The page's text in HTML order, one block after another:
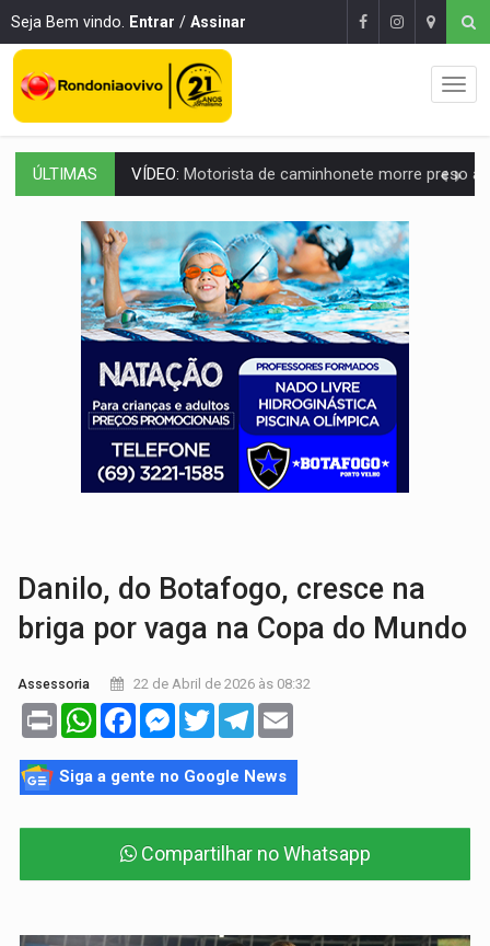
Seja Bem vindo. Entrar / Assinar
ÚLTIMAS LAZER:Seis lugares gratuitos para aproveitar o fim de semana
VÍDEO:FTICCO e Força Tática prendem membro do CV com arma e drogas
INCLUSÃO:Prefeitura fortalece parceria com a APAE para ampliar ações
DEFESA:Exército testa inovações no combate a drones durante
TEMAS SOCIOAMBIENTAIS:Em Itapuã do Oeste, CINEMAZÔNIA leva cinema
PREVISÃO:Interior de Rondônia terá sábado (8) de calor intenso
INFRAESTRUTURA:Após quase 30 anos de espera, asfalto chega ao
A ILHA:Coreografia de Rondônia estreia na programação do Festival de
Danilo, do Botafogo, cresce na
briga por vaga na Copa do Mundo
Assessoria 22 de Abril de 2026 às 08:32
Print WhatsAppFacebookMessenger
TwitterTelegram
Siga a gente no Google News
Compartilhar no Whatsapp